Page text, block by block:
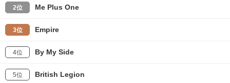
2位 Me Plus One
3位 Empire
4位 By My Side
5位 British Legion